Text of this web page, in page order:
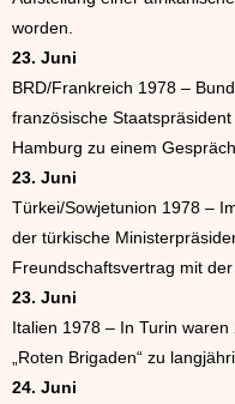
worden.
23. Juni
BRD/Frankreich 1978 –
französische
Hamburg zu einem
23. Juni
Türkei/Sowjetunion 1978 –
der türkische
Freundschaftsvertrag mit
23. Juni
Italien 1978 – In Turin
„Roten Brigaden“ zu
24. Juni